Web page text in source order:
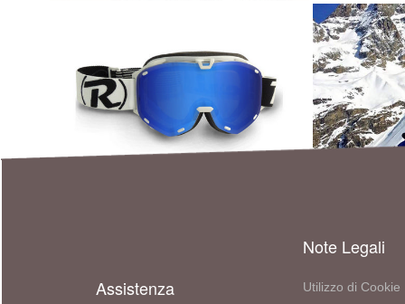
Assistenza
Note Legali
Utilizzo di Cookie